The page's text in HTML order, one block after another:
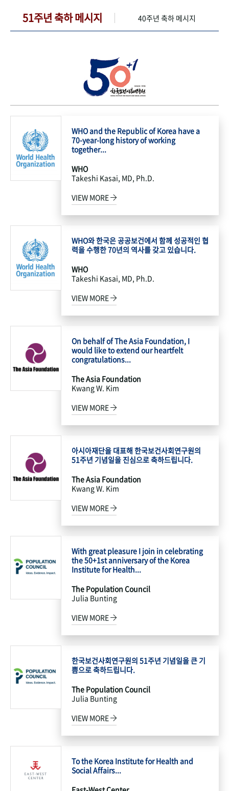
51주년 축하 메시지 40주년 축하 메시지
WHO and the Republic of Korea have a
70-year-long history of working
together...
WHO
Takeshi Kasai, MD, Ph.D.
VIEW MORE
WHO와 한국은 공공보건에서 함께 성공적인 협
력을 수행한 70년의 역사를 갖고 있습니다.
WHO
Takeshi Kasai, MD, Ph.D.
VIEW MORE
On behalf of The Asia Foundation, I
would like to extend our heartfelt
congratulations...
The Asia Foundation
Kwang W. Kim
VIEW MORE
아시아재단을 대표해 한국보건사회연구원의
51주년 기념일을 진심으로 축하드립니다.
The Asia Foundation
Kwang W. Kim
VIEW MORE
With great pleasure I join in celebrating
the 50+1st anniversary of the Korea
Institute for Health...
The Population Council
Julia Bunting
VIEW MORE
한국보건사회연구원의 51주년 기념일을 큰 기
쁨으로 축하드립니다.
The Population Council
Julia Bunting
VIEW MORE
To the Korea Institute for Health and
Social Affairs...